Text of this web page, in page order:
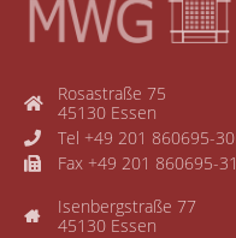
Rosastraße 75
45130 Essen
Tel +49 201 860695-30
Fax +49 201 860695-31
Isenbergstraße 77
45130 Essen